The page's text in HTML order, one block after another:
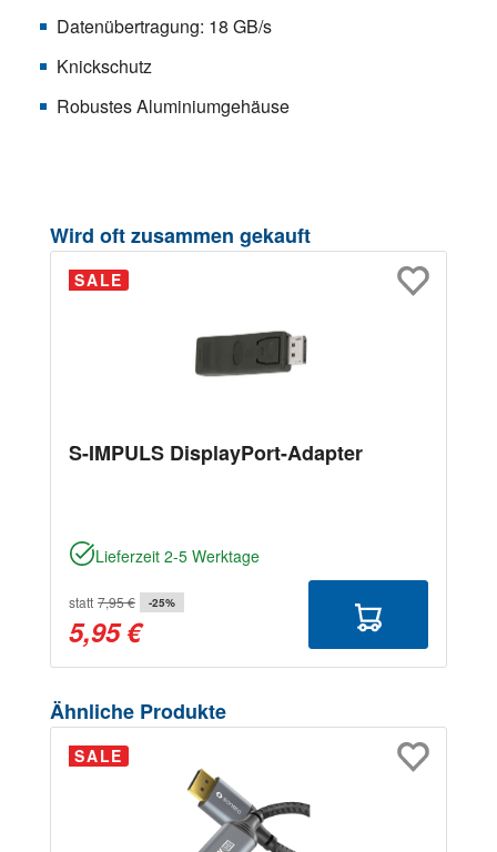
Datenübertragung: 18 GB/s
Knickschutz
Robustes Aluminiumgehäuse
Produktgalerie überspringen
Wird oft zusammen gekauft
SALE
S-IMPULS DisplayPort-Adapter
Lieferzeit 2-5 Werktage
statt 7,95 € -25%
5,95 €
Produktgalerie überspringen
Ähnliche Produkte
SALE